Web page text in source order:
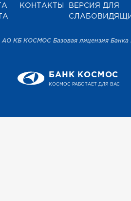
КОНТАКТЫ
ВЕРСИЯ ДЛЯ
КБ КОСМОС Базовая лицензия Банка